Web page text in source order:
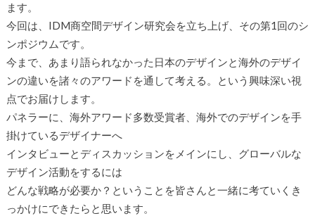
ます。
今回は、IDM商空間デザイン研究会を立ち上げ、その第1回のシ
ンポジウムです。
今まで、あまり語られなかった日本のデザインと海外のデザイ
ンの違いを諸々のアワードを通して考える。という興味深い視
点でお届けします。
パネラーに、海外アワード多数受賞者、海外でのデザインを手
掛けているデザイナーへ
インタビューとディスカッションをメインにし、グローバルな
デザイン活動をするには
どんな戦略が必要か？ということを皆さんと一緒に考ていくき
っかけにできたらと思います。